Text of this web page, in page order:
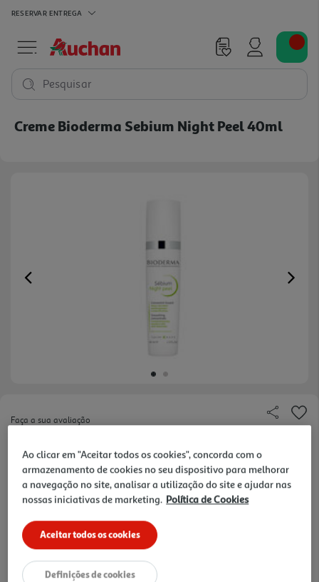
RESERVAR ENTREGA
Pesquisar
Creme Bioderma Sebium Night Peel 40ml
Previous
Faça a sua avaliação
26,95 €
Notas de preparação
Ao clicar em "Aceitar todos os cookies", concorda com o
armazenamento de cookies no seu dispositivo para melhorar
a navegação no site, analisar a utilização do site e ajudar nas
nossas iniciativas de marketing. Política de Cookies
Aceitar todos os cookies
Definições de cookies